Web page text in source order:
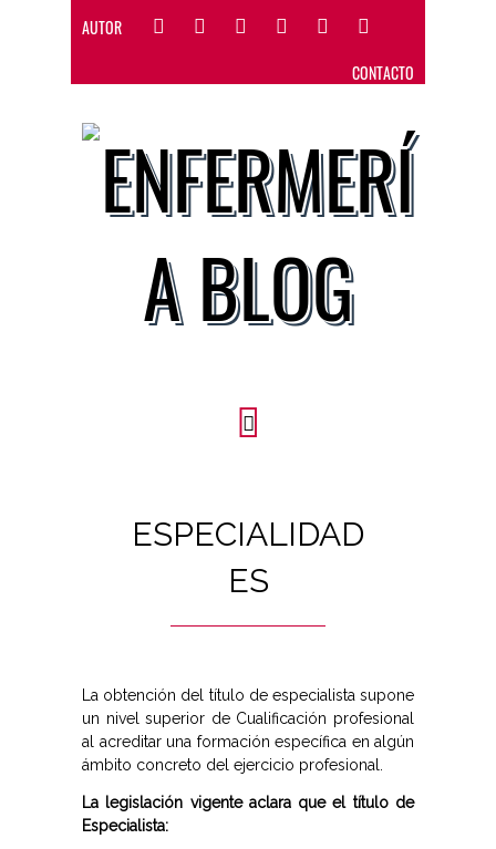
AUTOR
CONTACTO
ESPECIALIDAD
ES
La obtención del título de especialista supone
un nivel superior de Cualificación profesional
al acreditar una formación específica en algún
ámbito concreto del ejercicio profesional.
La legislación vigente aclara que el título de
Especialista: